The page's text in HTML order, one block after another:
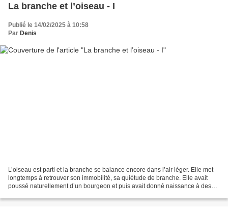
La branche et l’oiseau - I
Publié le 14/02/2025 à 10:58
Par Denis
L’oiseau est parti et la branche se balance encore dans l’air léger. Elle met
longtemps à retrouver son immobilité, sa quiétude de branche. Elle avait
poussé naturellement d’un bourgeon et puis avait donné naissance à des